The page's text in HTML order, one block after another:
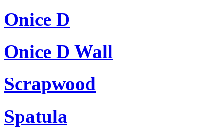
Onice D
Onice D Wall
Scrapwood
Spatula